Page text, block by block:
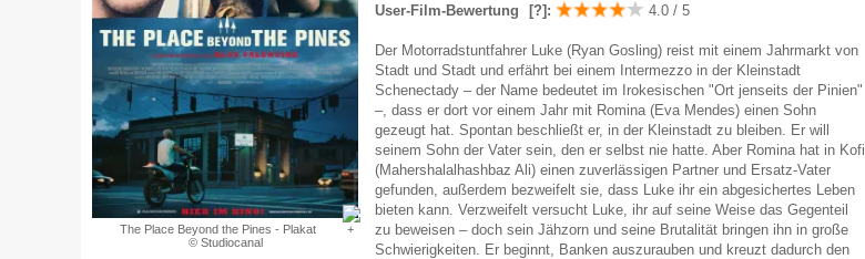
The Place Beyond the Pines - Plakat
© Studiocanal
User-Film-Bewertung [?] : 4.0 / 5
Der Motorradstuntfahrer Luke (Ryan Gosling) reist mit einem Jahrmarkt von
Stadt und Stadt und erfährt bei einem Intermezzo in der Kleinstadt
Schenectady – der Name bedeutet im Irokesischen "Ort jenseits der Pinien"
–, dass er dort vor einem Jahr mit Romina (Eva Mendes) einen Sohn
gezeugt hat. Spontan beschließt er, in der Kleinstadt zu bleiben. Er will
seinem Sohn der Vater sein, den er selbst nie hatte. Aber Romina hat in Kofi
(Mahershalalhashbaz Ali) einen zuverlässigen Partner und Ersatz-Vater
gefunden, außerdem bezweifelt sie, dass Luke ihr ein abgesichertes Leben
bieten kann. Verzweifelt versucht Luke, ihr auf seine Weise das Gegenteil
zu beweisen – doch sein Jähzorn und seine Brutalität bringen ihn in große
Schwierigkeiten. Er beginnt, Banken auszurauben und kreuzt dadurch den